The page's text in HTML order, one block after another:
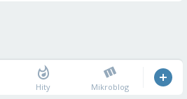
Hity Mikroblog